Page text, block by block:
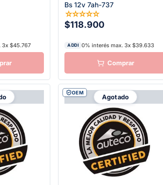
3x $45.767
Bs 12v 7ah-737
☆☆☆☆☆
$118.900
ADDI 0% interés max. 3x $39.633
Agotado
OEM